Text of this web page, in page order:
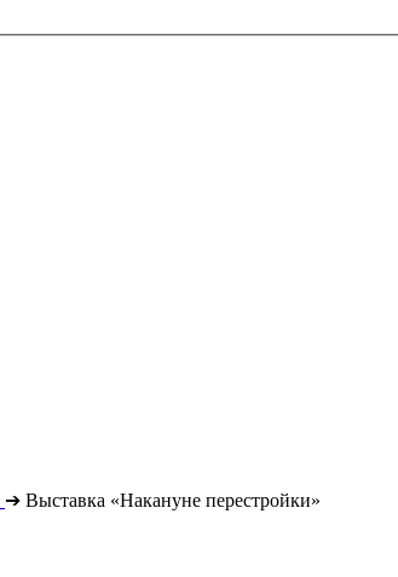
➔ Выставка «Накануне перестройки»